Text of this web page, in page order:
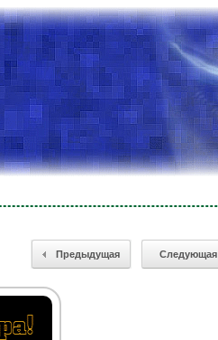
Предыдущая Следующая